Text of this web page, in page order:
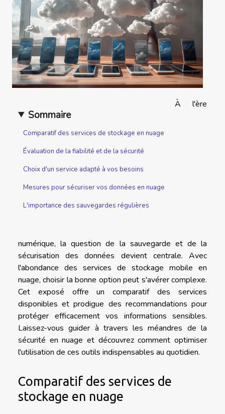
Sommaire
Comparatif des services de stockage en nuage
Évaluation de la fiabilité et de la sécurité
Choix d'un service adapté à vos besoins
Mesures pour sécuriser vos données en nuage
L'importance des sauvegardes régulières
À l'ère
numérique, la question de la sauvegarde et de la
sécurisation des données devient centrale. Avec
l'abondance des services de stockage mobile en
nuage, choisir la bonne option peut s'avérer complexe.
Cet exposé offre un comparatif des services
disponibles et prodigue des recommandations pour
protéger efficacement vos informations sensibles.
Laissez-vous guider à travers les méandres de la
sécurité en nuage et découvrez comment optimiser
l'utilisation de ces outils indispensables au quotidien.
Comparatif des services de
stockage en nuage